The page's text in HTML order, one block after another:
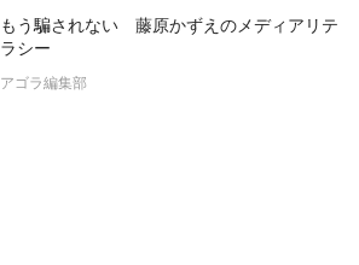
もう騙されない 藤原かずえのメディアリテ
ラシー
アゴラ編集部